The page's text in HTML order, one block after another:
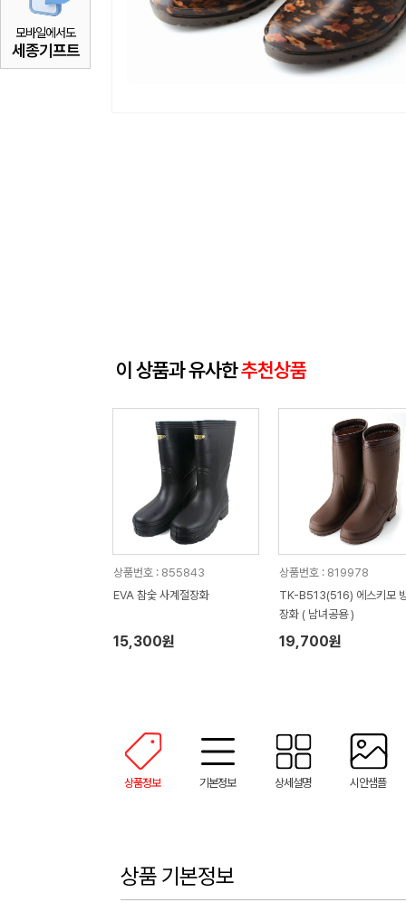
모바일에서도
세종기프트
이 상품과 유사한추천상품
상품번호 : 855843
EVA 참숯 사계절장화
15,300원
상품번호 : 819978
TK-B513(516) 에스키모
장화 ( 남녀공용 )
19,700원
상품정보 기본정보 상세설명 시안샘플
상품 기본정보